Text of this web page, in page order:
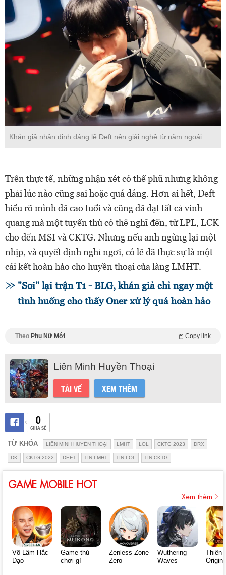
Khán giả nhận định đáng lẽ Deft nên giải nghệ từ năm ngoái
Trên thực tế, những nhận xét có thể phũ nhưng không
phải lúc nào cũng sai hoặc quá đáng. Hơn ai hết, Deft
hiểu rõ mình đã cao tuổi và cũng đã đạt tất cả vinh
quang mà một tuyển thủ có thể nghĩ đến, từ LPL, LCK
cho đến MSI và CKTG. Nhưng nếu anh ngừng lại một
nhịp, và quyết định nghỉ ngơi, có lẽ đã thực sự là một
cái kết hoàn hảo cho huyền thoại của làng LMHT.
"Soi" lại trận T1 - BLG, khán giả chỉ ngay một
tình huống cho thấy Oner xử lý quá hoàn hảo
Theo Phụ Nữ Mới Copy link
Liên Minh Huyền Thoại
TẢI VỀ XEM THÊM
0
CHIA SẺ
TỪ KHÓA LIÊN MINH HUYỀN THOẠI LMHT LOL CKTG 2023 DRX
DK CKTG 2022 DEFT TIN LMHT TIN LOL TIN CKTG
GAME MOBILE HOT
Xem thêm
Võ Lâm Hắc
Đạo
Game thủ
chơi gì
Zenless Zone
Zero
Wuthering
Waves
Thiên
Origin